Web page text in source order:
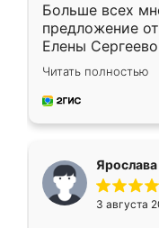
Больше всех
предложение
Елены
короткие
для замера
предложил по
Читать полностью
Ярослава
3 августа